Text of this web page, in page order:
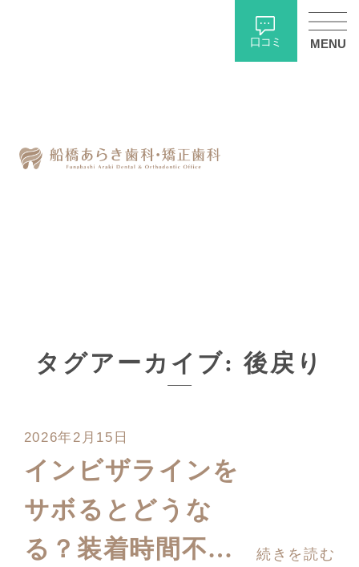
タグアーカイブ: 後戻り
2026年2月15日
インビザラインを
サボるとどうな
る？装着時間不足
続きを読む
MENU
口コミ